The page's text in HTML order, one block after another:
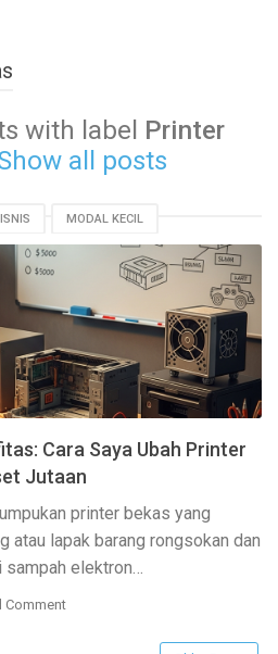
with label Printer
all posts
MODAL KECIL
BEKAS
Cara Saya Ubah Printer
Jutaan
printer bekas yang
atau lapak barang rongsokan dan
elektron…
Comment